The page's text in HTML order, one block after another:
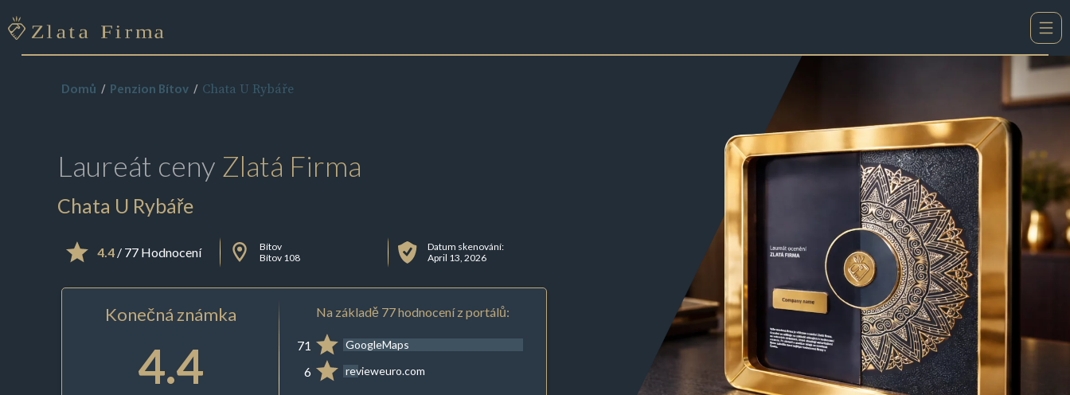
Domů Penzion Bítov Chata U Rybáře
Laureát ceny Zlatá Firma
Chata U Rybáře
4.4/ 77 Hodnocení
Bítov
Bítov 108
Datum skenování:
April 13, 2026
Konečná známka
4.4
Na základě 77 hodnocení z portálů:
71 GoogleMaps
6 revieweuro.com